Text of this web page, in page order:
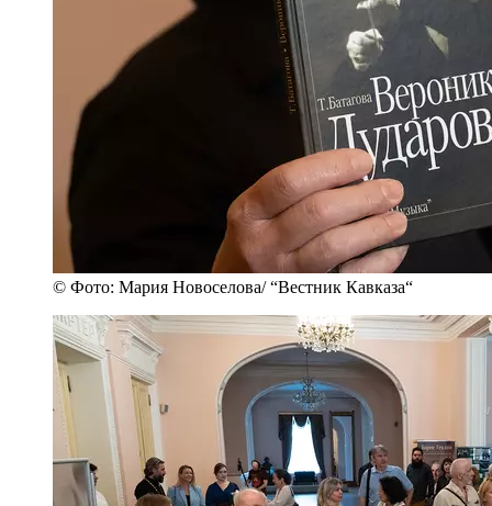
© Фото: Мария Новоселова/ “Вестник Кавказа“